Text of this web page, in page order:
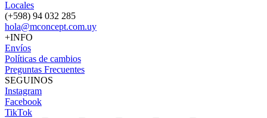
Locales
(+598) 94 032 285
hola@mconcept.com.uy
+INFO
Envíos
Políticas de cambios
Preguntas Frecuentes
SEGUINOS
Instagram
Facebook
TikTok